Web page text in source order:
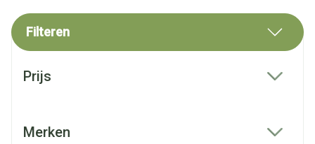
Filteren
Prijs
Merken